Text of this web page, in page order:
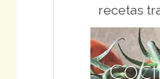
recetas